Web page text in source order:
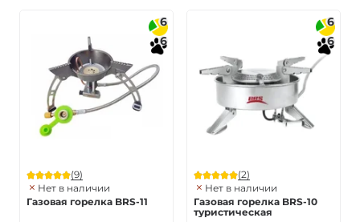
6
6
(9)
Нет в наличии
Газовая горелка BRS-11
6
6
(2)
Нет в наличии
Газовая горелка BRS-10
туристическая